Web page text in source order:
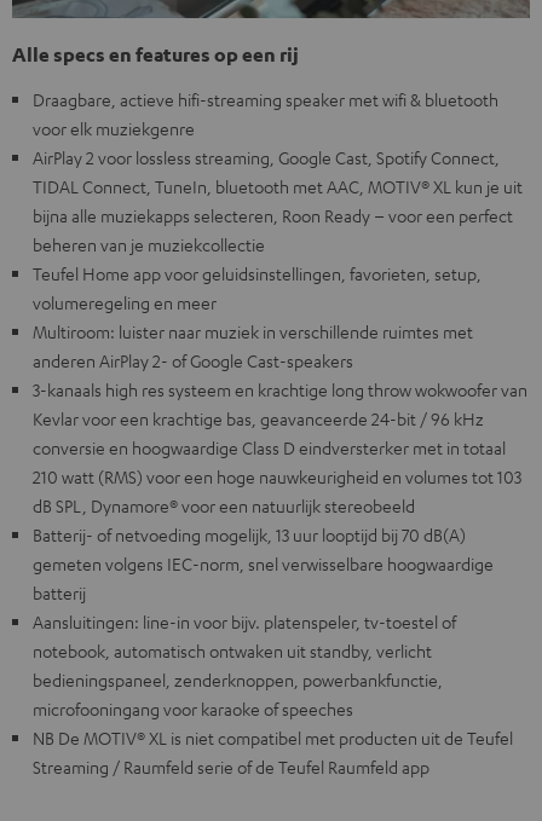
Alle specs en features op een rij
Draagbare, actieve hifi-streaming speaker met wifi & bluetooth
voor elk muziekgenre
AirPlay 2 voor lossless streaming, Google Cast, Spotify Connect,
TIDAL Connect, TuneIn, bluetooth met AAC, MOTIV® XL kun je uit
bijna alle muziekapps selecteren, Roon Ready – voor een perfect
beheren van je muziekcollectie
Teufel Home app voor geluidsinstellingen, favorieten, setup,
volumeregeling en meer
Multiroom: luister naar muziek in verschillende ruimtes met
anderen AirPlay 2- of Google Cast-speakers
3-kanaals high res systeem en krachtige long throw wokwoofer van
Kevlar voor een krachtige bas, geavanceerde 24-bit / 96 kHz
conversie en hoogwaardige Class D eindversterker met in totaal
210 watt (RMS) voor een hoge nauwkeurigheid en volumes tot 103
dB SPL, Dynamore® voor een natuurlijk stereobeeld
Batterij- of netvoeding mogelijk, 13 uur looptijd bij 70 dB(A)
gemeten volgens IEC-norm, snel verwisselbare hoogwaardige
batterij
Aansluitingen: line-in voor bijv. platenspeler, tv-toestel of
notebook, automatisch ontwaken uit standby, verlicht
bedieningspaneel, zenderknoppen, powerbankfunctie,
microfooningang voor karaoke of speeches
NB De MOTIV® XL is niet compatibel met producten uit de Teufel
Streaming / Raumfeld serie of de Teufel Raumfeld app